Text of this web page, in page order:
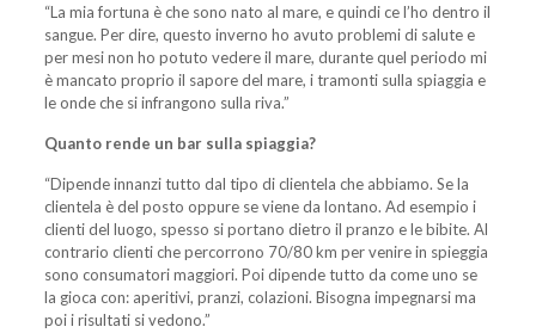
“La mia fortuna è che sono nato al mare, e quindi ce l’ho dentro il
sangue. Per dire, questo inverno ho avuto problemi di salute e
per mesi non ho potuto vedere il mare, durante quel periodo mi
è mancato proprio il sapore del mare, i tramonti sulla spiaggia e
le onde che si infrangono sulla riva.”
Quanto rende un bar sulla spiaggia?
“Dipende innanzi tutto dal tipo di clientela che abbiamo. Se la
clientela è del posto oppure se viene da lontano. Ad esempio i
clienti del luogo, spesso si portano dietro il pranzo e le bibite. Al
contrario clienti che percorrono 70/80 km per venire in spieggia
sono consumatori maggiori. Poi dipende tutto da come uno se
la gioca con: aperitivi, pranzi, colazioni. Bisogna impegnarsi ma
poi i risultati si vedono.”